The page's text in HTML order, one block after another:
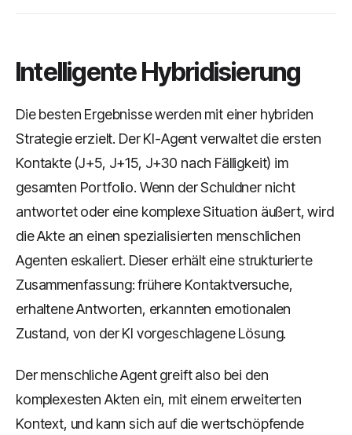
Intelligente Hybridisierung
Die besten Ergebnisse werden mit einer hybriden
Strategie erzielt. Der KI-Agent verwaltet die ersten
Kontakte (J+5, J+15, J+30 nach Fälligkeit) im
gesamten Portfolio. Wenn der Schuldner nicht
antwortet oder eine komplexe Situation äußert, wird
die Akte an einen spezialisierten menschlichen
Agenten eskaliert. Dieser erhält eine strukturierte
Zusammenfassung: frühere Kontaktversuche,
erhaltene Antworten, erkannten emotionalen
Zustand, von der KI vorgeschlagene Lösung.
Der menschliche Agent greift also bei den
komplexesten Akten ein, mit einem erweiterten
Kontext, und kann sich auf die wertschöpfende